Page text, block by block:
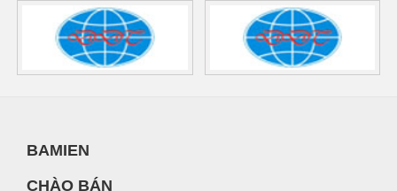
BAMIEN
CHÀO BÁN